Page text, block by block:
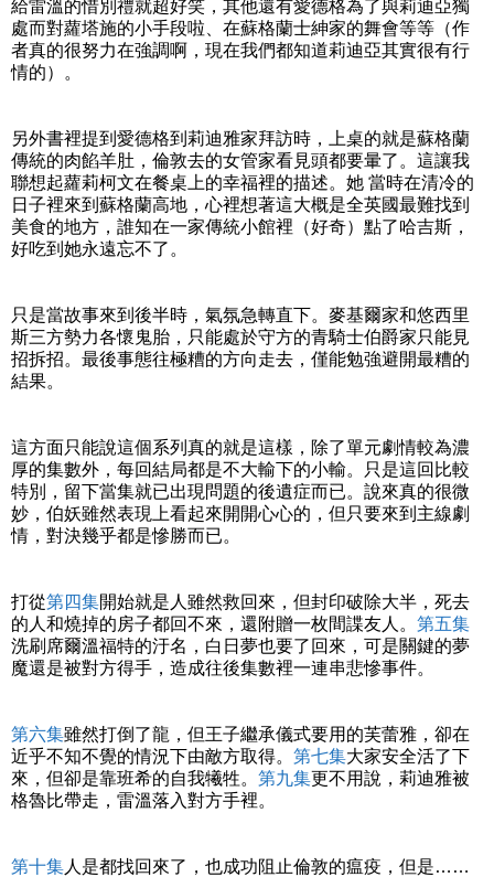
給雷溫的惜別禮就超好笑，其他還有愛德格為了與莉迪亞獨
處而對蘿塔施的小手段啦、在蘇格蘭士紳家的舞會等等（作
者真的很努力在強調啊，現在我們都知道莉迪亞其實很有行
情的）。
另外書裡提到愛德格到莉迪雅家拜訪時，上桌的就是蘇格蘭
傳統的肉餡羊肚，倫敦去的女管家看見頭都要暈了。這讓我
聯想起蘿莉柯文在餐桌上的幸福裡的描述。她 當時在清冷的
日子裡來到蘇格蘭高地，心裡想著這大概是全英國最難找到
美食的地方，誰知在一家傳統小館裡（好奇）點了哈吉斯，
好吃到她永遠忘不了。
只是當故事來到後半時，氣氛急轉直下。麥基爾家和悠西里
斯三方勢力各懷鬼胎，只能處於守方的青騎士伯爵家只能見
招拆招。最後事態往極糟的方向走去，僅能勉強避開最糟的
結果。
這方面只能說這個系列真的就是這樣，除了單元劇情較為濃
厚的集數外，每回結局都是不大輸下的小輸。只是這回比較
特別，留下當集就已出現問題的後遺症而已。說來真的很微
妙，伯妖雖然表現上看起來開開心心的，但只要來到主線劇
情，對決幾乎都是慘勝而已。
打從第四集開始就是人雖然救回來，但封印破除大半，死去
的人和燒掉的房子都回不來，還附贈一枚間諜友人。 第五集
洗刷席爾溫福特的汙名，白日夢也要了回來，可是關鍵的夢
魔還是被對方得手，造成往後集數裡一連串悲慘事件。
第六集雖然打倒了龍，但王子繼承儀式要用的芙蕾雅，卻在
近乎不知不覺的情況下由敵方取得。 第七集大家安全活了下
來，但卻是靠班希的自我犧牲。 第九集更不用說，莉迪雅被
格魯比帶走，雷溫落入對方手裡。
第十集人是都找回來了，也成功阻止倫敦的瘟疫，但是……